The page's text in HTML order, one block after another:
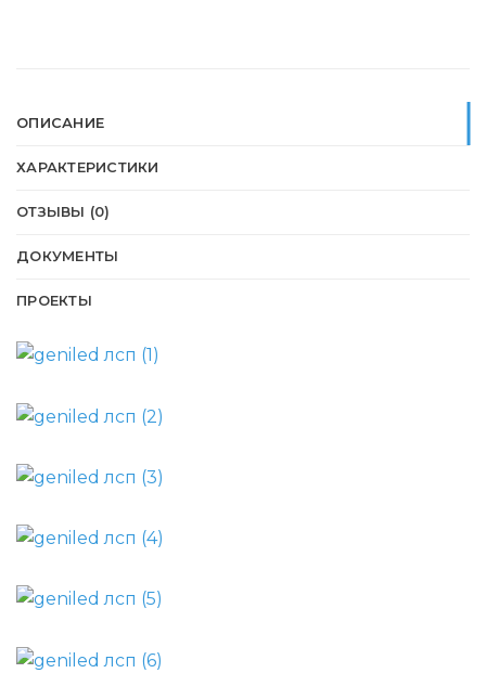
ОПИСАНИЕ
ХАРАКТЕРИСТИКИ
ОТЗЫВЫ (0)
ДОКУМЕНТЫ
ПРОЕКТЫ